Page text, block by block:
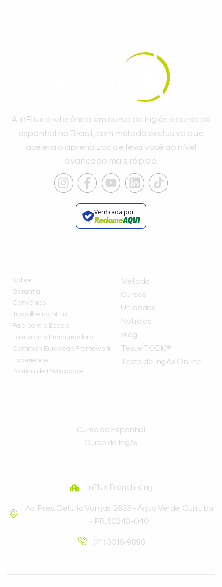
A inFlux é referência em curso de inglês e curso de
espanhol no Brasil, com método exclusivo que
acelera o aprendizado e leva você ao nível
avançado mais rápido.
Verificada por
Sobre
Garantia
Convênios
Trabalhe na inFlux
Fale com a Escola
Fale com a Franqueadora
Common European Framework
Experience
Política de Privacidade
Método
Cursos
Unidades
Notícias
Blog
Teste TOEIC®
Teste de Inglês Online
Curso de Espanhol
Curso de Ingês
inFlux Franchising
Av. Pres. Getúlio Vargas, 2635 - Água Verde, Curitiba
- PR, 80240-040
(41) 3016-9898